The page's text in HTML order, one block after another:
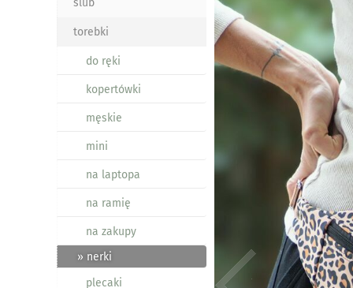
ślub
torebki
do ręki
kopertówki
męskie
mini
na laptopa
na ramię
na zakupy
» nerki
plecaki